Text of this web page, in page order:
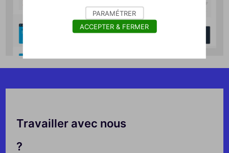
Travailler avec nous
?
PARAMÉTRER
ACCEPTER & FERMER